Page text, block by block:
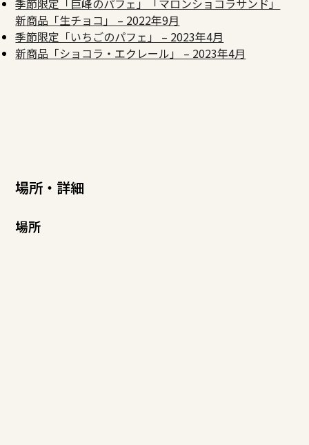
季節限定「巨峰のパフェ」「マロンショコラサンド」
新商品「生チョコ」 – 2022年9月
季節限定「いちごのパフェ」 – 2023年4月
新商品「ショコラ・エクレール」 – 2023年4月
場所・詳細
場所